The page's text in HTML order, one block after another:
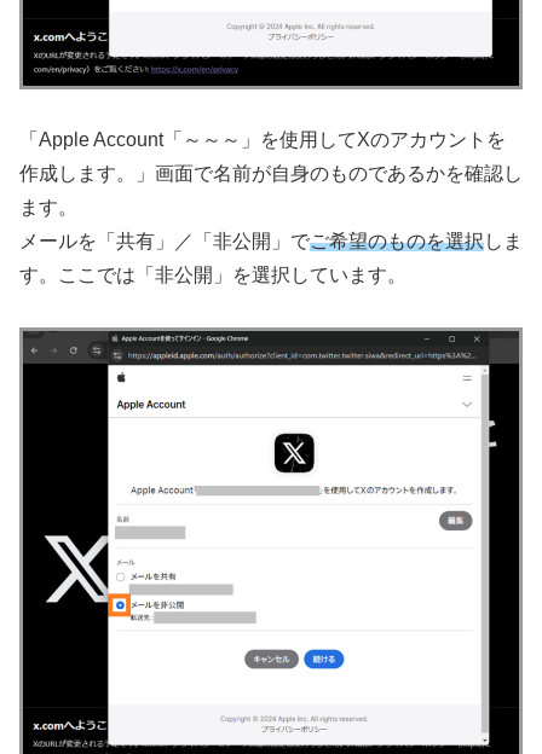
「Apple Account「～～～」を使用してXのアカウントを
作成します。」画面で名前が自身のものであるかを確認し
ます。
メールを「共有」／「非公開」でご希望のものを選択しま
す。ここでは「非公開」を選択しています。